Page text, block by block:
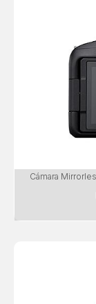
Cámara